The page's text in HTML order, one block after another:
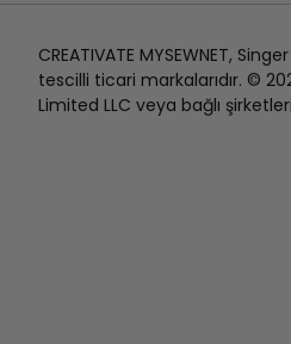
CREATIVATE MYSEWNET,
tescilli ticari markalarıdır. ©
Limited LLC veya bağlı